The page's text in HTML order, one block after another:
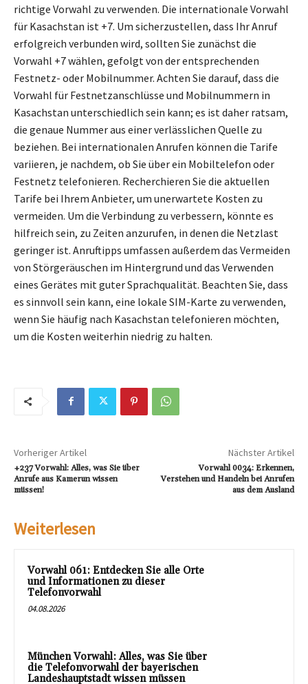
richtige Vorwahl zu verwenden. Die internationale Vorwahl
für Kasachstan ist +7. Um sicherzustellen, dass Ihr Anruf
erfolgreich verbunden wird, sollten Sie zunächst die
Vorwahl +7 wählen, gefolgt von der entsprechenden
Festnetz- oder Mobilnummer. Achten Sie darauf, dass die
Vorwahl für Festnetzanschlüsse und Mobilnummern in
Kasachstan unterschiedlich sein kann; es ist daher ratsam,
die genaue Nummer aus einer verlässlichen Quelle zu
beziehen. Bei internationalen Anrufen können die Tarife
variieren, je nachdem, ob Sie über ein Mobiltelefon oder
Festnetz telefonieren. Recherchieren Sie die aktuellen
Tarife bei Ihrem Anbieter, um unerwartete Kosten zu
vermeiden. Um die Verbindung zu verbessern, könnte es
hilfreich sein, zu Zeiten anzurufen, in denen die Netzlast
geringer ist. Anruftipps umfassen außerdem das Vermeiden
von Störgeräuschen im Hintergrund und das Verwenden
eines Gerätes mit guter Sprachqualität. Beachten Sie, dass
es sinnvoll sein kann, eine lokale SIM-Karte zu verwenden,
wenn Sie häufig nach Kasachstan telefonieren möchten,
um die Kosten weiterhin niedrig zu halten.
Vorheriger Artikel
+237 Vorwahl: Alles, was Sie über
Anrufe aus Kamerun wissen
müssen!
Nächster Artikel
Vorwahl 0034: Erkennen,
Verstehen und Handeln bei Anrufen
aus dem Ausland
Weiterlesen
Vorwahl 061: Entdecken Sie alle Orte
und Informationen zu dieser
Telefonvorwahl
04.08.2026
München Vorwahl: Alles, was Sie über
die Telefonvorwahl der bayerischen
Landeshauptstadt wissen müssen